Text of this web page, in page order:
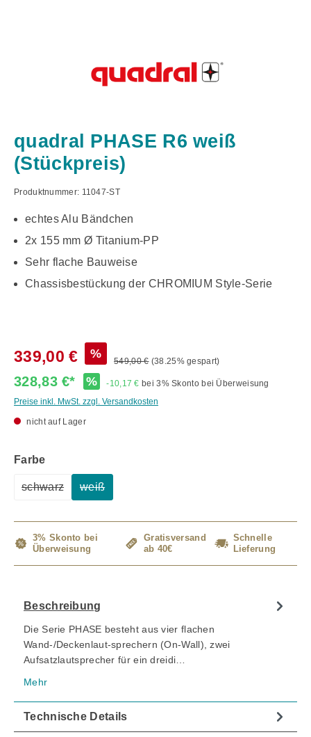
quadral PHASE R6 weiß
(Stückpreis)
Produktnummer: 11047-ST
echtes Alu Bändchen
2x 155 mm Ø Titanium-PP
Sehr flache Bauweise
Chassisbestückung der CHROMIUM Style-Serie
339,00 € %
549,00 € (38.25% gespart)
328,83 €* % -10,17 € bei 3% Skonto bei Überweisung
Preise inkl. MwSt. zzgl. Versandkosten
nicht auf Lager
Farbeauswählen
schwarz weiß
3% Skonto bei
Überweisung
Gratisversand
ab 40€
Schnelle
Lieferung
Beschreibung
Die Serie PHASE besteht aus vier flachen
Wand-/Deckenlaut-sprechern (On-Wall), zwei
Aufsatzlautsprecher für ein dreidi…
Mehr
Technische Details